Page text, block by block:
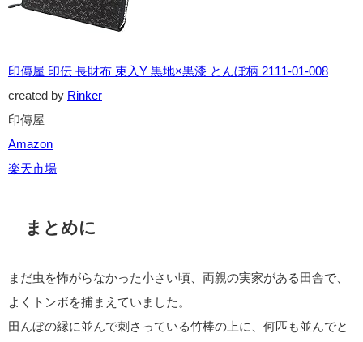
印傳屋 印伝 長財布 束入Y 黒地×黒漆 とんぼ柄 2111-01-008
created by Rinker
印傳屋
Amazon
楽天市場
まとめに
まだ虫を怖がらなかった小さい頃、両親の実家がある田舎で、
よくトンボを捕まえていました。
田んぼの縁に並んで刺さっている竹棒の上に、何匹も並んでと